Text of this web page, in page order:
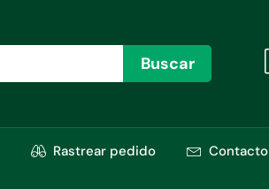
Buscar
Rastrear pedido Contacto